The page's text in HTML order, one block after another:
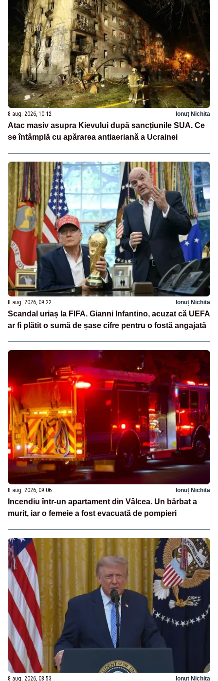
8 aug. 2026, 10:12 Ionuț Nichita
Atac masiv asupra Kievului după sancțiunile SUA. Ce
se întâmplă cu apărarea antiaeriană a Ucrainei
8 aug. 2026, 09:22 Ionuț Nichita
Scandal uriaș la FIFA. Gianni Infantino, acuzat că UEFA
ar fi plătit o sumă de șase cifre pentru o fostă angajată
8 aug. 2026, 09:06 Ionuț Nichita
Incendiu într-un apartament din Vâlcea. Un bărbat a
murit, iar o femeie a fost evacuată de pompieri
8 aug. 2026, 08:53 Ionuț Nichita